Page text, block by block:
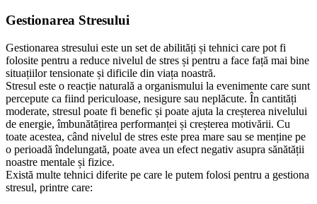
Gestionarea Stresului
Gestionarea stresului este un set de abilități și tehnici care pot fi
folosite pentru a reduce nivelul de stres și pentru a face față mai bine
situațiilor tensionate și dificile din viața noastră.
Stresul este o reacție naturală a organismului la evenimente care sunt
percepute ca fiind periculoase, nesigure sau neplăcute. În cantități
moderate, stresul poate fi benefic și poate ajuta la creșterea nivelului
de energie, îmbunătățirea performanței și creșterea motivării. Cu
toate acestea, când nivelul de stres este prea mare sau se menține pe
o perioadă îndelungată, poate avea un efect negativ asupra sănătății
noastre mentale și fizice.
Există multe tehnici diferite pe care le putem folosi pentru a gestiona
stresul, printre care: